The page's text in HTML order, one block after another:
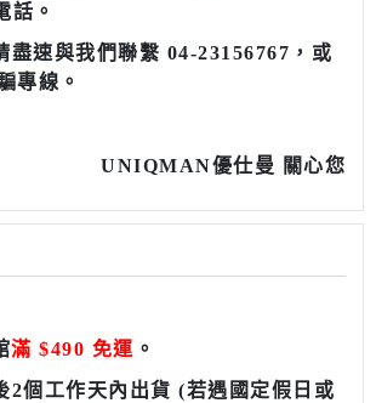
話。
盡速與我們聯繫 04-23156767 ， 或
專線。
UNIQMAN優仕曼 關心您
滿 $490 免運 。
2個工作天內出貨 (若遇國定假日或